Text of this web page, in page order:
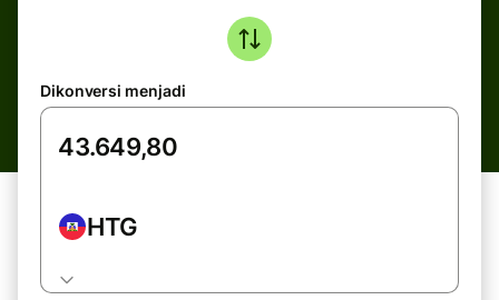
Dikonversi menjadi
HTG